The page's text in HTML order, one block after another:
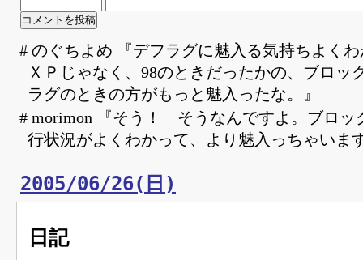
# のぐちよめ 『デフラグに魅入る気持ちよく
ＸＰじゃなく、98のときだったかの、ブロッ
ラグのときの方がもっと魅入ったな。』
# morimon 『そう！ そうなんですよ。ブロッ
行状況がよくわかって、より魅入っちゃいま
2005/06/26(日)
日記